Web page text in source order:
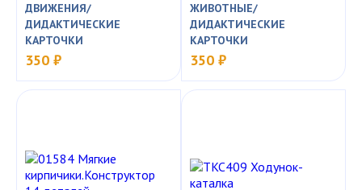
ДВИЖЕНИЯ/
ДИДАКТИЧЕСКИЕ
КАРТОЧКИ
350 ₽
ЖИВОТНЫЕ/
ДИДАКТИЧЕСКИЕ
КАРТОЧКИ
350 ₽